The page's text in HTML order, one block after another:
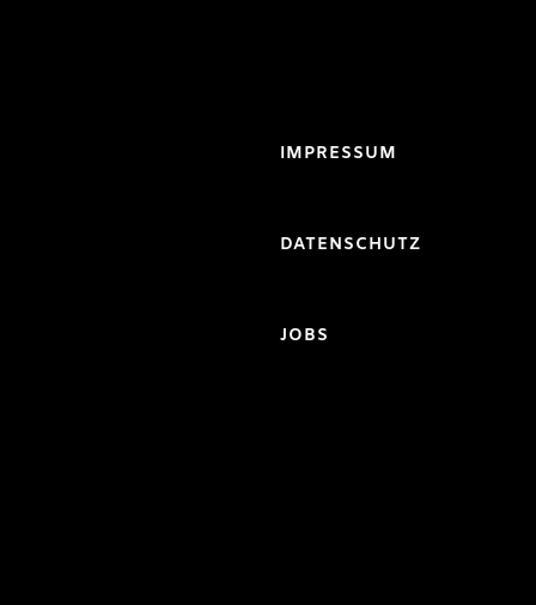
IMPRESSUM
DATENSCHUTZ
JOBS